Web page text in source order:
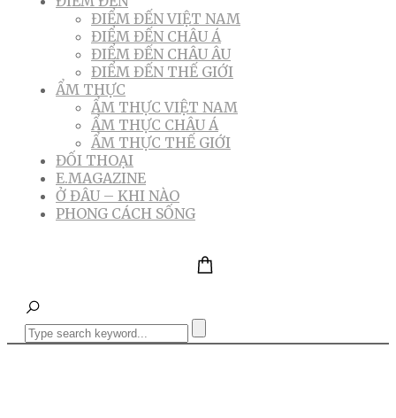
ĐIỂM ĐẾN VIỆT NAM
ĐIỂM ĐẾN CHÂU Á
ĐIỂM ĐẾN CHÂU ÂU
ĐIỂM ĐẾN THẾ GIỚI
ẨM THỰC
ẨM THỰC VIỆT NAM
ẨM THỰC CHÂU Á
ẨM THỰC THẾ GIỚI
ĐỐI THOẠI
E.MAGAZINE
Ở ĐÂU – KHI NÀO
PHONG CÁCH SỐNG